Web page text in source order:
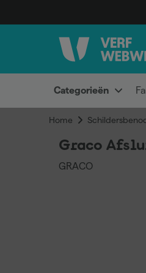
Categorieën
Home
Graco
GRACO